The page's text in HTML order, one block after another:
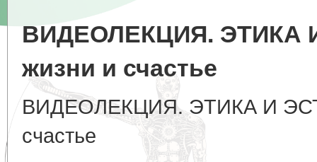
ВИДЕОЛЕКЦИЯ. ЭТИКА
жизни и счастье
ВИДЕОЛЕКЦИЯ. ЭТИКА И
счастье